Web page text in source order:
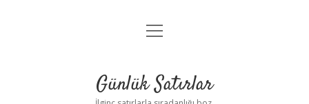
Anasayfa
Yasal Uyarı
menüyü
Günlük Satırlar